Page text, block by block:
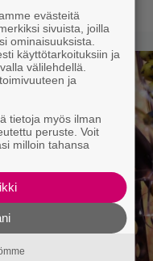
evästeitä
sivuista, joilla
ominaisuuksista.
käyttötarkoituksiin ja
välilehdellä.
ja
tietoja myös ilman
peruste. Voit
milloin tahansa